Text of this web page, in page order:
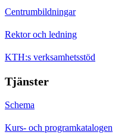
Centrumbildningar
Rektor och ledning
KTH:s verksamhetsstöd
Tjänster
Schema
Kurs- och programkatalogen